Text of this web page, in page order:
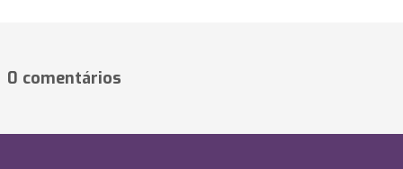
0 comentários